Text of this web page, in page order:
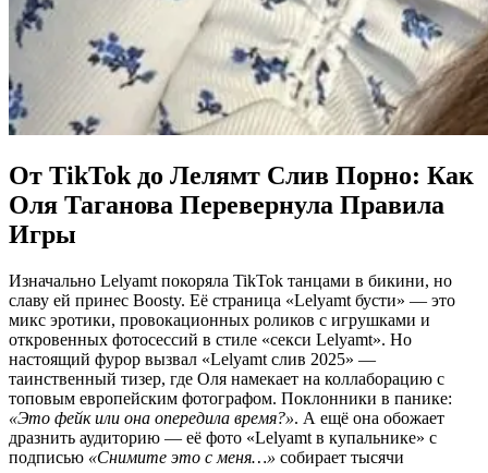
От TikTok до Лелямт Слив Порно: Как
Оля Таганова Перевернула Правила
Игры
Изначально Lelyamt покоряла TikTok танцами в бикини, но
славу ей принес Boosty. Её страница «Lelyamt бусти» — это
микс эротики, провокационных роликов с игрушками и
откровенных фотосессий в стиле «секси Lelyamt». Но
настоящий фурор вызвал «Lelyamt слив 2025» —
таинственный тизер, где Оля намекает на коллаборацию с
топовым европейским фотографом. Поклонники в панике:
«Это фейк или она опередила время?». А ещё она обожает
дразнить аудиторию — её фото «Lelyamt в купальнике» с
подписью «Снимите это с меня…» собирает тысячи